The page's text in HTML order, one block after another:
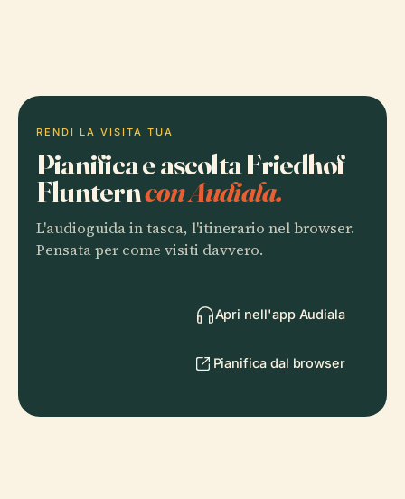
RENDI LA VISITA TUA
Pianifica e ascolta Friedhof
Flunterncon Audiala.
L'audioguida in tasca, l'itinerario nel browser.
Pensata per come visiti davvero.
Apri nell'app Audiala
Pianifica dal browser